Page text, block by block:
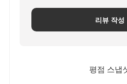
리뷰 작성
평점 스냅